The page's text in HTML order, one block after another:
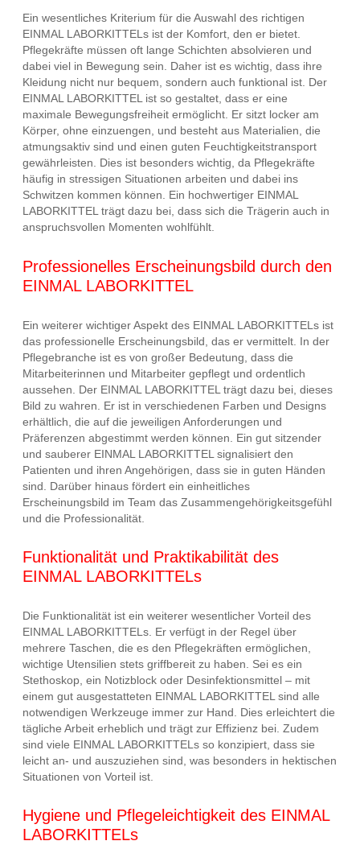
Ein wesentliches Kriterium für die Auswahl des richtigen
EINMAL LABORKITTELs ist der Komfort, den er bietet.
Pflegekräfte müssen oft lange Schichten absolvieren und
dabei viel in Bewegung sein. Daher ist es wichtig, dass ihre
Kleidung nicht nur bequem, sondern auch funktional ist. Der
EINMAL LABORKITTEL ist so gestaltet, dass er eine
maximale Bewegungsfreiheit ermöglicht. Er sitzt locker am
Körper, ohne einzuengen, und besteht aus Materialien, die
atmungsaktiv sind und einen guten Feuchtigkeitstransport
gewährleisten. Dies ist besonders wichtig, da Pflegekräfte
häufig in stressigen Situationen arbeiten und dabei ins
Schwitzen kommen können. Ein hochwertiger EINMAL
LABORKITTEL trägt dazu bei, dass sich die Trägerin auch in
anspruchsvollen Momenten wohlfühlt.
Professionelles Erscheinungsbild durch den
EINMAL LABORKITTEL
Ein weiterer wichtiger Aspekt des EINMAL LABORKITTELs ist
das professionelle Erscheinungsbild, das er vermittelt. In der
Pflegebranche ist es von großer Bedeutung, dass die
Mitarbeiterinnen und Mitarbeiter gepflegt und ordentlich
aussehen. Der EINMAL LABORKITTEL trägt dazu bei, dieses
Bild zu wahren. Er ist in verschiedenen Farben und Designs
erhältlich, die auf die jeweiligen Anforderungen und
Präferenzen abgestimmt werden können. Ein gut sitzender
und sauberer EINMAL LABORKITTEL signalisiert den
Patienten und ihren Angehörigen, dass sie in guten Händen
sind. Darüber hinaus fördert ein einheitliches
Erscheinungsbild im Team das Zusammengehörigkeitsgefühl
und die Professionalität.
Funktionalität und Praktikabilität des
EINMAL LABORKITTELs
Die Funktionalität ist ein weiterer wesentlicher Vorteil des
EINMAL LABORKITTELs. Er verfügt in der Regel über
mehrere Taschen, die es den Pflegekräften ermöglichen,
wichtige Utensilien stets griffbereit zu haben. Sei es ein
Stethoskop, ein Notizblock oder Desinfektionsmittel – mit
einem gut ausgestatteten EINMAL LABORKITTEL sind alle
notwendigen Werkzeuge immer zur Hand. Dies erleichtert die
tägliche Arbeit erheblich und trägt zur Effizienz bei. Zudem
sind viele EINMAL LABORKITTELs so konzipiert, dass sie
leicht an- und auszuziehen sind, was besonders in hektischen
Situationen von Vorteil ist.
Hygiene und Pflegeleichtigkeit des EINMAL
LABORKITTELs